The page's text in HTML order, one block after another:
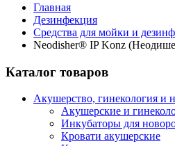
Главная
Дезинфекция
Средства для мойки и
Neodisher® IP Konz
Каталог товаров
Акушерство, гинекология и
Акушерские и
Инкубаторы для
Кровати акушерские